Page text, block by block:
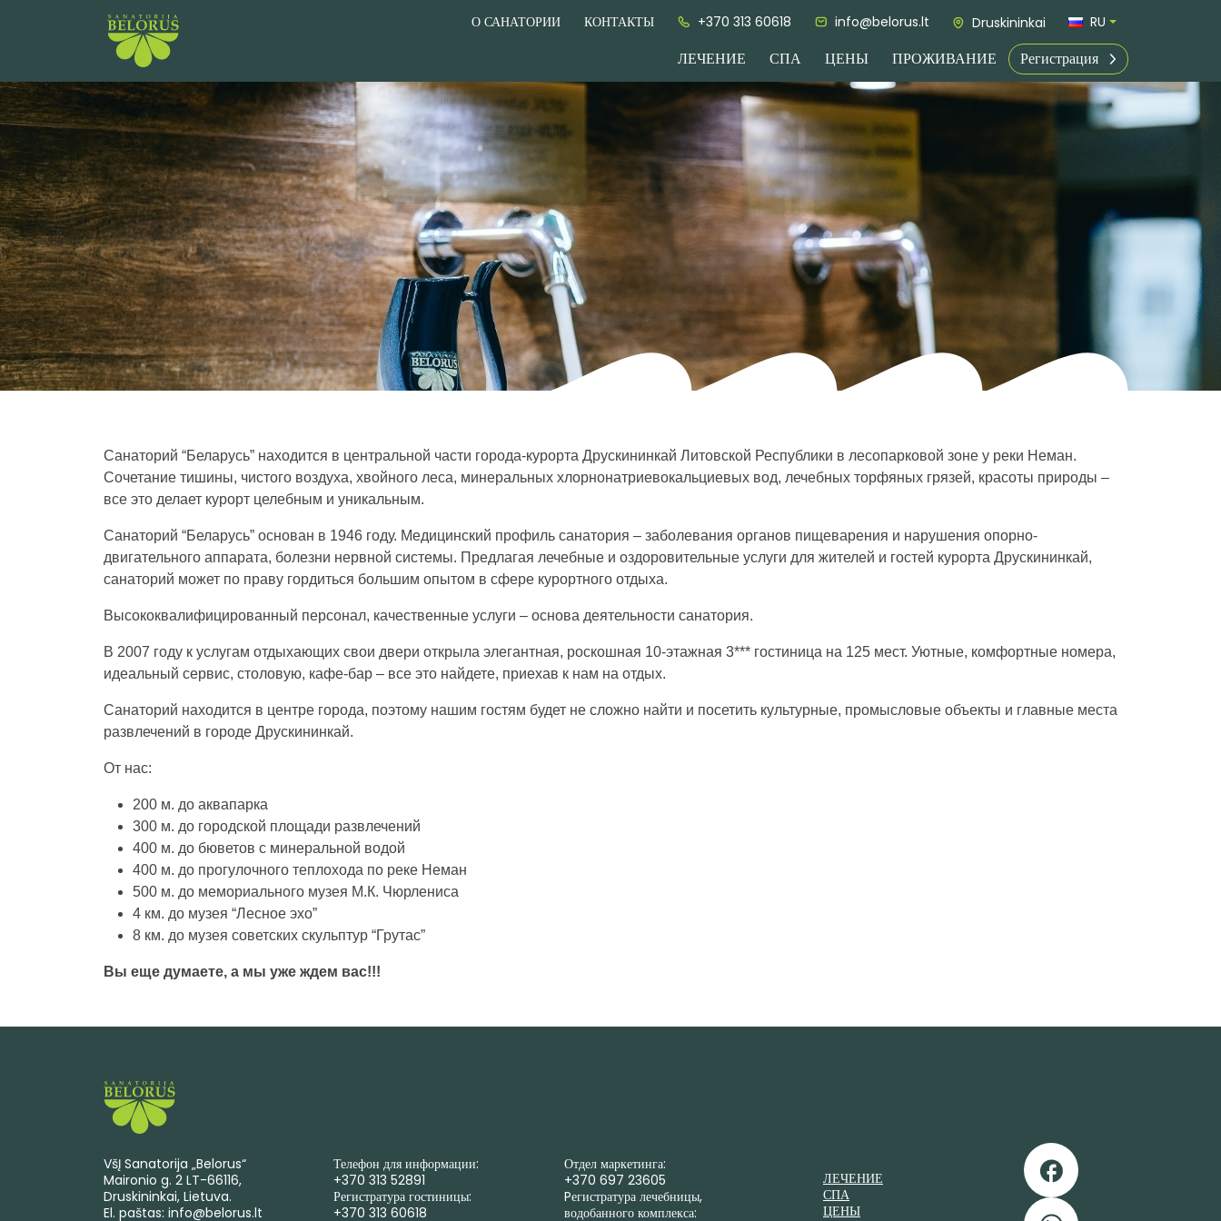
О САНАТОРИИ КОНТАКТЫ +370 313 60618 info@belorus.lt Druskininkai RU
ЛЕЧЕНИЕ СПА ЦЕНЫ ПРОЖИВАНИЕ Регистрация
Санаторий “Беларусь” находится в центральной части города-курорта Друскининкай Литовской Республики в лесопарковой зоне у реки Неман.
Сочетание тишины, чистого воздуха, хвойного леса, минеральных хлорнонатриевокальциевых вод, лечебных торфяных грязей, красоты природы –
все это делает курорт целебным и уникальным.
Санаторий “Беларусь” основан в 1946 году. Медицинский профиль санатория – заболевания органов пищеварения и нарушения опорно-
двигательного аппарата, болезни нервной системы. Предлагая лечебные и оздоровительные услуги для жителей и гостей курорта Друскининкай,
санаторий может по праву гордиться большим опытом в сфере курортного отдыха.
Высококвалифицированный персонал, качественные услуги – основа деятельности санатория.
В 2007 году к услугам отдыхающих свои двери открыла элегантная, роскошная 10-этажная 3*** гостиница на 125 мест. Уютные, комфортные номера,
идеальный сервис, столовую, кафе-бар – все это найдете, приехав к нам на отдых.
Санаторий находится в центре города, поэтому нашим гостям будет не сложно найти и посетить культурные, промысловые объекты и главные места
развлечений в городе Друскининкай.
От нас:
200 м. до аквапарка
300 м. до городской площади развлечений
400 м. до бюветов с минеральной водой
400 м. до прогулочного теплохода по реке Неман
500 м. до мемориального музея М.К. Чюрлениса
4 км. до музея “Лесное эхо”
8 км. до музея советских скульптур “Грутас”
Вы еще думаете, а мы уже ждем вас!!!
VšĮ Sanatorija „Belorus“
Maironio g. 2 LT-66116,
Druskininkai, Lietuva.
El. paštas: info@belorus.lt
Телефон для информации:
+370 313 52891
Регистратура гостиницы:
+370 313 60618
Отдел маркетинга:
+370 697 23605
Pегистратура лечебницы,
водобанного комплекса:
ЛЕЧЕНИЕ
СПА
ЦЕНЫ